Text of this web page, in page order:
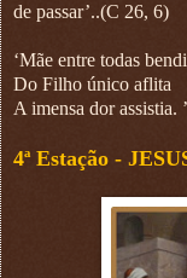
de passar’..(C 26, 6)
‘Mãe entre todas
Do Filho único aflita
A imensa dor assistia. ’
4ª Estação -